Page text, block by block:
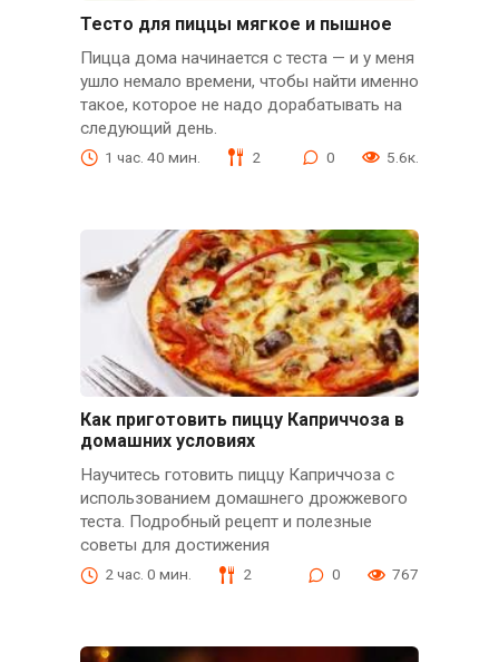
Тесто для пиццы мягкое и пышное
Пицца дома начинается с теста — и у меня
ушло немало времени, чтобы найти именно
такое, которое не надо дорабатывать на
следующий день.
1 час. 40 мин. 2 0 5.6к.
Как приготовить пиццу Каприччоза в
домашних условиях
Научитесь готовить пиццу Каприччоза с
использованием домашнего дрожжевого
теста. Подробный рецепт и полезные
советы для достижения
2 час. 0 мин. 2 0 767